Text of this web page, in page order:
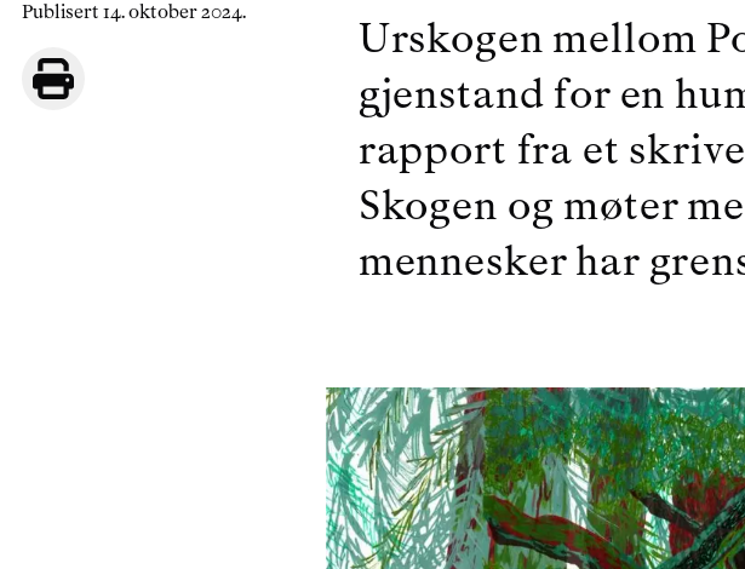
Publisert 14. oktober 2024.
Urskogen mellom
gjenstand for en
rapport fra et
Skogen og møter
mennesker har